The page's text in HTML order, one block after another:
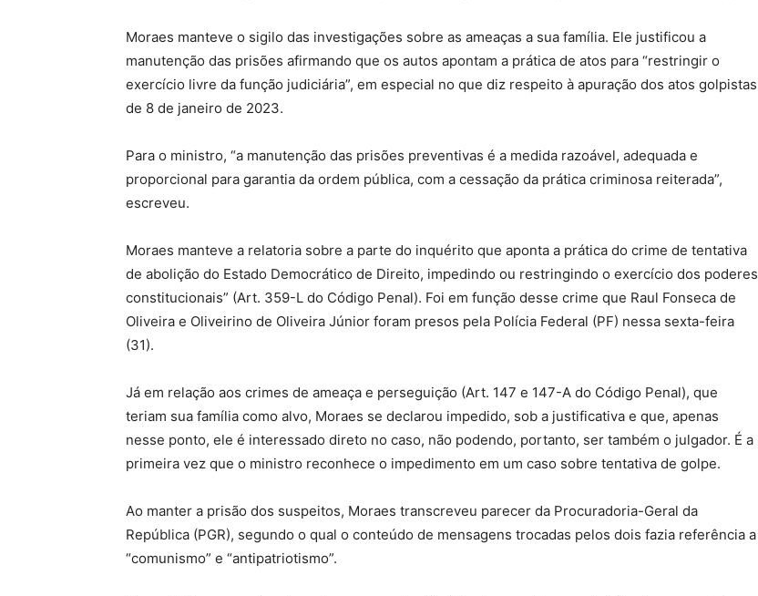
Moraes manteve o sigilo das investigações sobre as ameaças a sua família. Ele justificou a
manutenção das prisões afirmando que os autos apontam a prática de atos para “restringir o
exercício livre da função judiciária”, em especial no que diz respeito à apuração dos atos golpistas
de 8 de janeiro de 2023.
Para o ministro, “a manutenção das prisões preventivas é a medida razoável, adequada e
proporcional para garantia da ordem pública, com a cessação da prática criminosa reiterada”,
escreveu.
Moraes manteve a relatoria sobre a parte do inquérito que aponta a prática do crime de tentativa
de abolição do Estado Democrático de Direito, impedindo ou restringindo o exercício dos poderes
constitucionais” (Art. 359-L do Código Penal). Foi em função desse crime que Raul Fonseca de
Oliveira e Oliveirino de Oliveira Júnior foram presos pela Polícia Federal (PF) nessa sexta-feira
(31).
Já em relação aos crimes de ameaça e perseguição (Art. 147 e 147-A do Código Penal), que
teriam sua família como alvo, Moraes se declarou impedido, sob a justificativa e que, apenas
nesse ponto, ele é interessado direto no caso, não podendo, portanto, ser também o julgador. É a
primeira vez que o ministro reconhece o impedimento em um caso sobre tentativa de golpe.
Ao manter a prisão dos suspeitos, Moraes transcreveu parecer da Procuradoria-Geral da
República (PGR), segundo o qual o conteúdo de mensagens trocadas pelos dois fazia referência a
“comunismo” e “antipatriotismo”.